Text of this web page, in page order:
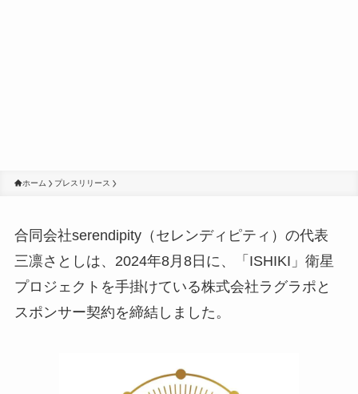
ホーム プレスリリース
合同会社serendipity（セレンディピティ）の代表
三凛さとしは、2024年8月8日に、「ISHIKI」衛星
プロジェクトを手掛けている株式会社ラグラポと
スポンサー契約を締結しました。